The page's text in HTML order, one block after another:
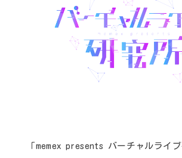
「memex presents バーチャルライ